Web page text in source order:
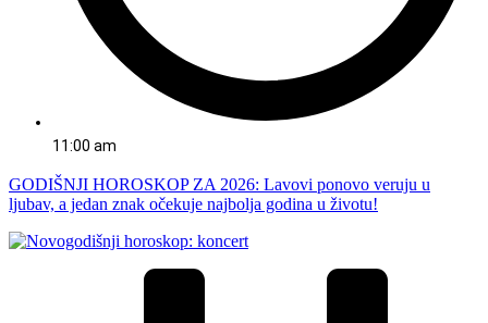
11:00 am
GODIŠNJI HOROSKOP ZA 2026: Lavovi ponovo veruju u
ljubav, a jedan znak očekuje najbolja godina u životu!